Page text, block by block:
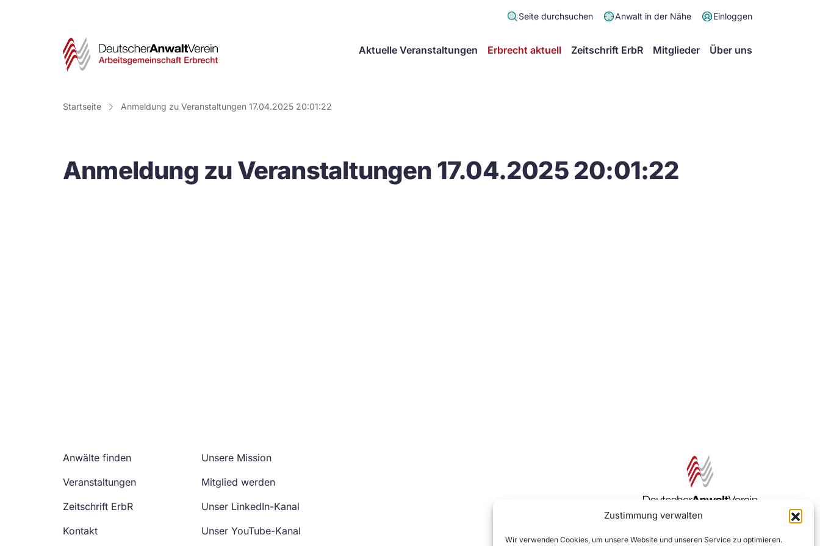
Zustimmung verwalten
Wir verwenden Cookies, um unsere Website und unseren Service zu optimieren.
Seite durchsuchen Anwalt in der Nähe Einloggen
Deutscher
Verein
Arbeitsgemeinschaft
Aktuelle Veranstaltungen Erbrecht aktuell Zeitschrift ErbR Mitglieder Über uns
Startseite Anmeldung zu Veranstaltungen 17.04.2025 20:01:22
Anmeldung zu Veranstaltungen 17.04.2025 20:01:22
Anwälte finden
Veranstaltungen
Zeitschrift ErbR
Kontakt
Unsere Mission
Mitglied werden
Unser LinkedIn-Kanal
Unser YouTube-Kanal
Zur DAV Webseite